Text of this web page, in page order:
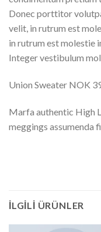
Donec porttitor
velit, in rutrum est
in rutrum est molestie
Integer vestibulum
Union Sweater NOK
Marfa authentic High
meggings assumenda
İLGILI ÜRÜNLER